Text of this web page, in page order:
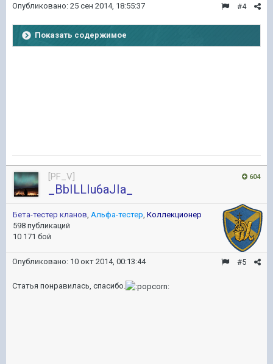
#4
Опубликовано: 25 сен 2014, 18:55:37
Показать содержимое
604
[PF_V]
_BbILLIu6aJIa_
Бета-тестер кланов, Альфа-тестер, Коллекционер
598 публикаций
10 171 бой
#5
Опубликовано: 10 окт 2014, 00:13:44
Статья понравилась, спасибо.